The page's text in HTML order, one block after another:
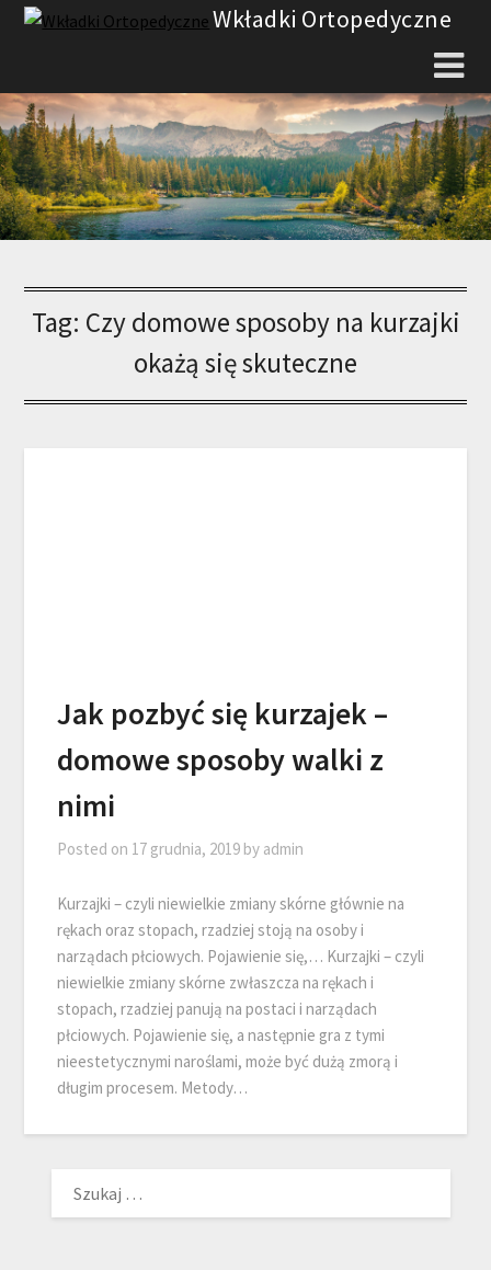
Skip
Wkładki Ortopedyczne
Tag: Czy domowe sposoby na kurzajki
okażą się skuteczne
Jak pozbyć się kurzajek –
domowe sposoby walki z
nimi
Posted on 17 grudnia, 2019 by admin
Kurzajki – czyli niewielkie zmiany skórne głównie na
rękach oraz stopach, rzadziej stoją na osoby i
narządach płciowych. Pojawienie się,… Kurzajki – czyli
niewielkie zmiany skórne zwłaszcza na rękach i
stopach, rzadziej panują na postaci i narządach
płciowych. Pojawienie się, a następnie gra z tymi
nieestetycznymi naroślami, może być dużą zmorą i
długim procesem. Metody…